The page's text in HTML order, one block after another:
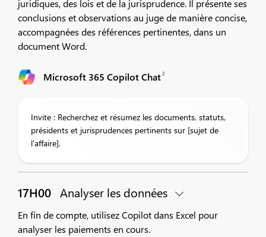
juridiques, des lois et de la jurisprudence. Il présente ses
conclusions et observations au juge de manière concise,
accompagnées des références pertinentes, dans un
document Word.
Microsoft 365 Copilot Chat2
Invite : Recherchez et résumez les documents, statuts,
présidents et jurisprudences pertinents sur [sujet de
l'affaire].
17H00 Analyser les données
En fin de compte, utilisez Copilot dans Excel pour
analyser les paiements en cours.